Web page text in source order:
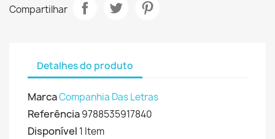
Compartilhar
Detalhes do produto
MarcaCompanhia Das Letras
Referência9788535917840
Disponível 1 Item